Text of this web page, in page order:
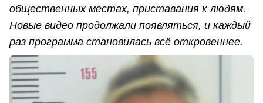
общественных местах, приставания к людям.
Новые видео продолжали появляться, и каждый
раз программа становилась всё откровеннее.